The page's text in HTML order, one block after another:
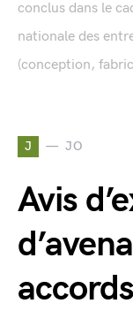
conclus dans le
nationale des
(conception,
J JO
Avis